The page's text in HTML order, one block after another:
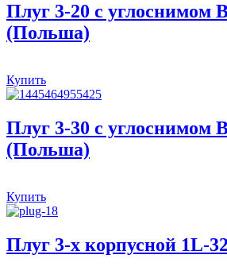
Плуг 3-20 с углоснимом
(Польша)
Купить
Плуг 3-30 с углоснимом
(Польша)
Купить
Плуг 3-х корпусной 1L-